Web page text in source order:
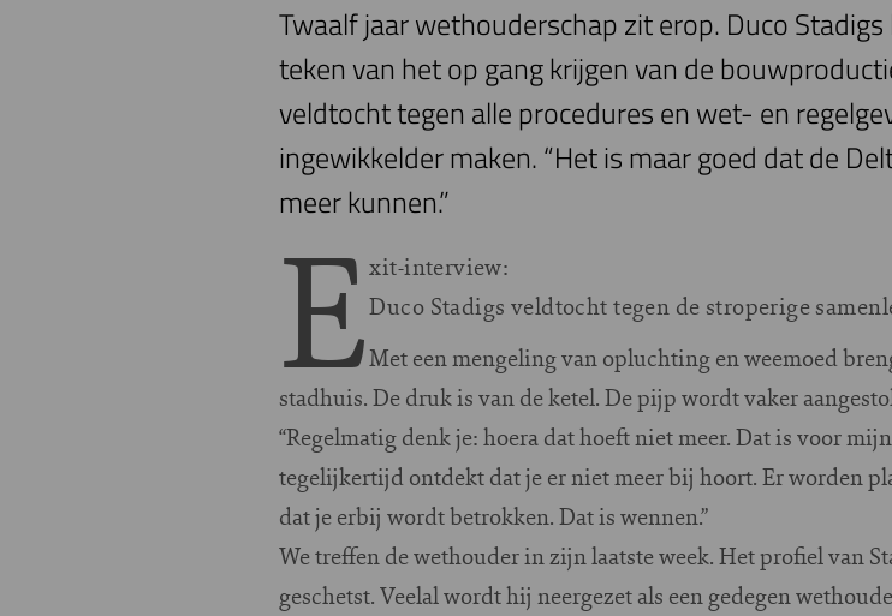
Twaalf jaar wethouderschap zit erop. Duco
teken van het op gang krijgen van de
veldtocht tegen alle procedures en wet- en
ingewikkelder maken. “Het is maar goed dat de
meer kunnen.”
Exit-interview:
Duco Stadigs veldtocht tegen de stroperige
Met een mengeling van opluchting en weemoed
stadhuis. De druk is van de ketel. De pijp wordt vaker
“Regelmatig denk je: hoera dat hoeft niet meer. Dat is voor
tegelijkertijd ontdekt dat je er niet meer bij hoort. Er worden
dat je erbij wordt betrokken. Dat is wennen.”
We treffen de wethouder in zijn laatste week. Het profiel van
geschetst. Veelal wordt hij neergezet als een gedegen